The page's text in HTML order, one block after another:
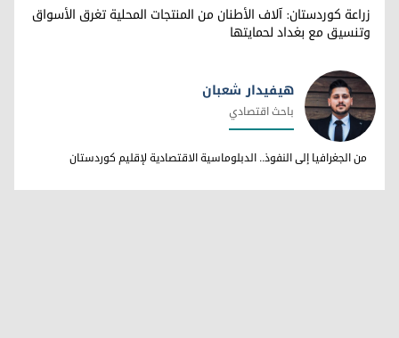
زراعة كوردستان: آلاف الأطنان من المنتجات المحلية تغرق الأسواق
وتنسيق مع بغداد لحمايتها
هيفيدار شعبان
هيفيدار شعبان
باحث اقتصادي
من الجغرافيا إلى النفوذ.. الدبلوماسية الاقتصادية لإقليم كوردستان